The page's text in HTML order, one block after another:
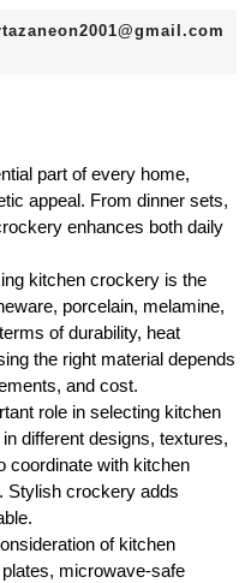
part of every home,
appeal. From dinner sets,
enhances both daily
kitchen crockery is the
porcelain, melamine,
of durability, heat
the right material depends
and cost.
role in selecting kitchen
different designs, textures,
coordinate with kitchen
Stylish crockery adds
of kitchen
microwave-safe